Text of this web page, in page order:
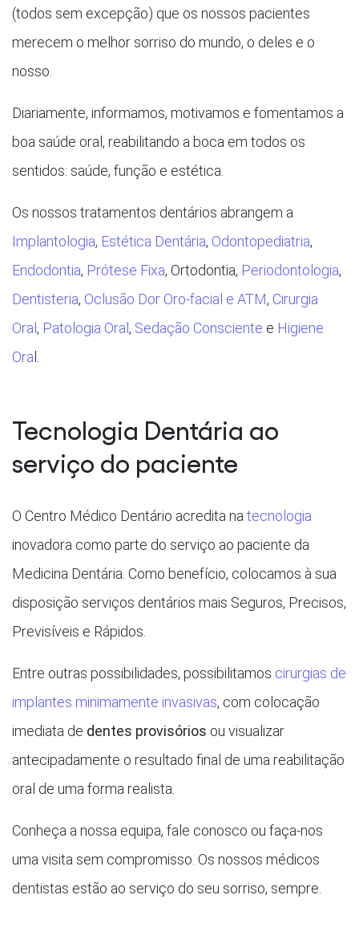
(todos sem excepção) que os nossos pacientes
merecem o melhor sorriso do mundo, o deles e o
nosso.
Diariamente, informamos, motivamos e fomentamos a
boa saúde oral, reabilitando a boca em todos os
sentidos: saúde, função e estética.
Os nossos tratamentos dentários abrangem a
Implantologia, Estética Dentária, Odontopediatria,
Endodontia, Prótese Fixa, Ortodontia, Periodontologia,
Dentisteria, Oclusão Dor Oro-facial e ATM, Cirurgia
Oral , Patologia Oral , Sedação Consciente e Higiene
Ora
Tecnologia Dentária ao
serviço do paciente
O Centro Médico Dentário acredita na tecnologia
inovadora como parte do serviço ao paciente da
Medicina Dentária. Como benefício, colocamos à sua
disposição serviços dentários mais Seguros, Precisos,
Previsíveis e Rápidos.
Entre outras possibilidades, possibilitamos cirurgias de
implantes minimamente invasivas, com colocação
imediata de dentes provisórios ou visualizar
antecipadamente o resultado final de uma reabilitação
oral de uma forma realista.
Conheça a nossa equipa, fale conosco ou faça-nos
uma visita sem compromisso. Os nossos médicos
dentistas estão ao serviço do seu sorriso, sempre.